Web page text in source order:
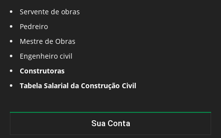
Servente de obras
Pedreiro
Mestre de Obras
Engenheiro civil
Construtoras
Tabela Salarial da Construção Civil
Sua Conta